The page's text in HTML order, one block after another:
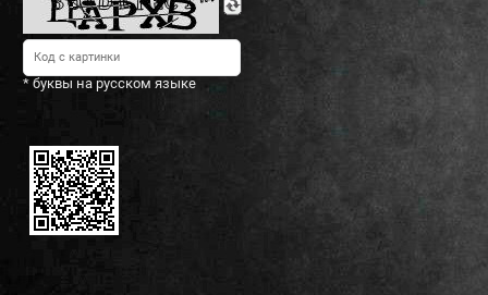
* буквы на русском языке